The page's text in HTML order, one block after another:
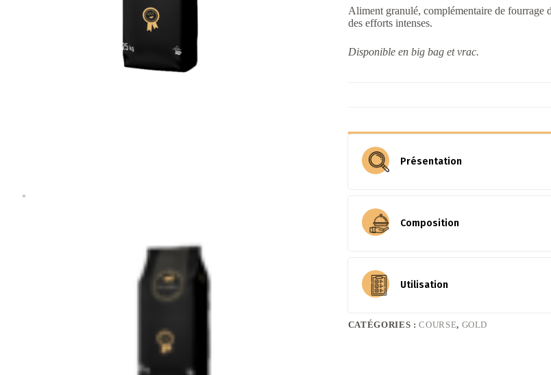
Aliment granulé, complémentaire de fourrage
des efforts intenses.
Disponible en big bag et vrac.
Présentation
Aspect : granulés 4,5 mm
Densité : 0,700 g/litre
Conditionnements : big bag, vrac
Composition
Orge, luzerne déshydratée 17
lin extrudées, vitamines, minéraux,
Utilisation
CATÉGORIES :COURSE, GOLD